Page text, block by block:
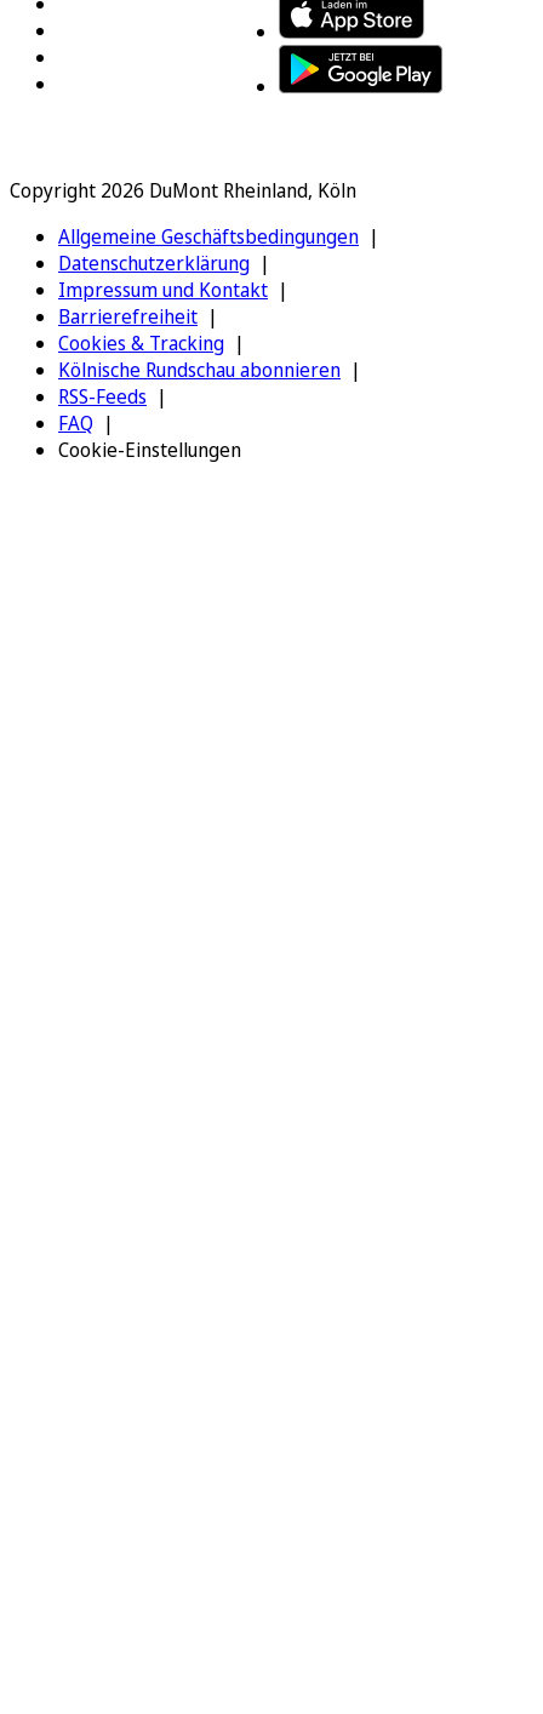
Copyright 2026 DuMont Rheinland, Köln
Allgemeine Geschäftsbedingungen
Datenschutzerklärung
Impressum und Kontakt
Barrierefreiheit
Cookies & Tracking
Kölnische Rundschau abonnieren
RSS-Feeds
FAQ
Cookie-Einstellungen